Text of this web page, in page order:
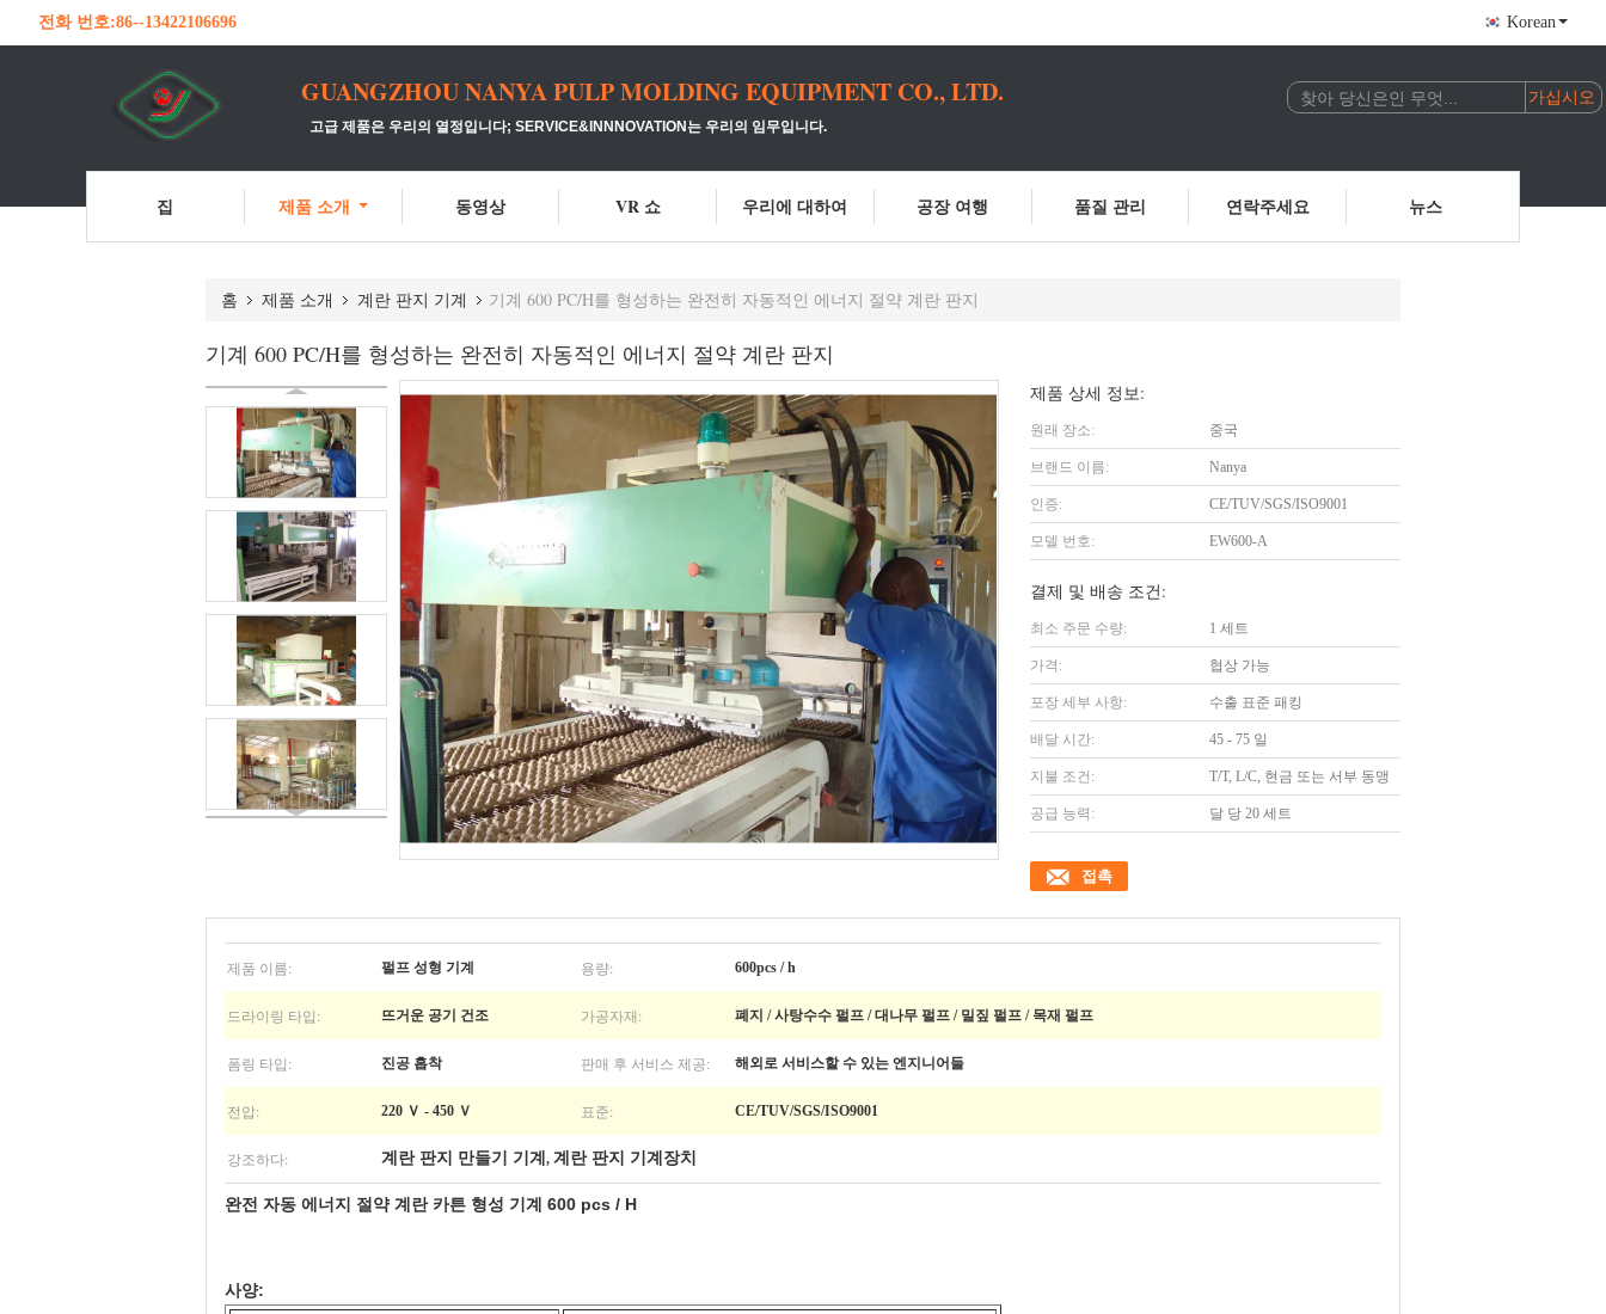
전화 번호:86--13422106696 Korean
GUANGZHOU NANYA PULP MOLDING EQUIPMENT CO., LTD.
고급 제품은 우리의 열정입니다; SERVICE&INNNOVATION는 우리의 임무입니다.
집 제품 소개 동영상 VR 쇼 우리에 대하여 공장 여행 품질 관리 연락주세요 뉴스
홈 제품 소개 계란 판지 기계 기계 600 PC/H를 형성하는 완전히 자동적인 에너지 절약 계란 판지
기계 600 PC/H를 형성하는 완전히 자동적인 에너지 절약 계란 판지
제품 상세 정보:
원래 장소: 중국
브랜드 이름: Nanya
인증: CE/TUV/SGS/ISO9001
모델 번호: EW600-A
결제 및 배송 조건:
최소 주문 수량: 1 세트
가격: 협상 가능
포장 세부 사항: 수출 표준 패킹
배달 시간: 45 - 75 일
지불 조건: T/T, L/C, 현금 또는 서부 동맹
공급 능력: 달 당 20 세트
접촉
제품 이름: 펄프 성형 기계 용량: 600pcs / h
드라이링 타입: 뜨거운 공기 건조 가공자재: 폐지 / 사탕수수 펄프 / 대나무 펄프 / 밀짚 펄프 / 목재 펄프
폼링 타입: 진공 흡착 판매 후 서비스 제공: 해외로 서비스할 수 있는 엔지니어들
전압: 220 Ｖ - 450 Ｖ 표준: CE/TUV/SGS/ISO9001
강조하다: 계란 판지 만들기 기계 , 계란 판지 기계장치
완전 자동 에너지 절약 계란 카튼 형성 기계 600 pcs / H
사양: